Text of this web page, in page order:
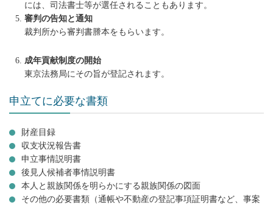
には、司法書士等が選任されることもあります。
審判の告知と通知
裁判所から審判書謄本をもらいます。
成年貢献制度の開始
東京法務局にその旨が登記されます。
申立てに必要な書類
財産目録
収支状況報告書
申立事情説明書
後見人候補者事情説明書
本人と親族関係を明らかにする親族関係の図面
その他の必要書類（通帳や不動産の登記事項証明書など、事案